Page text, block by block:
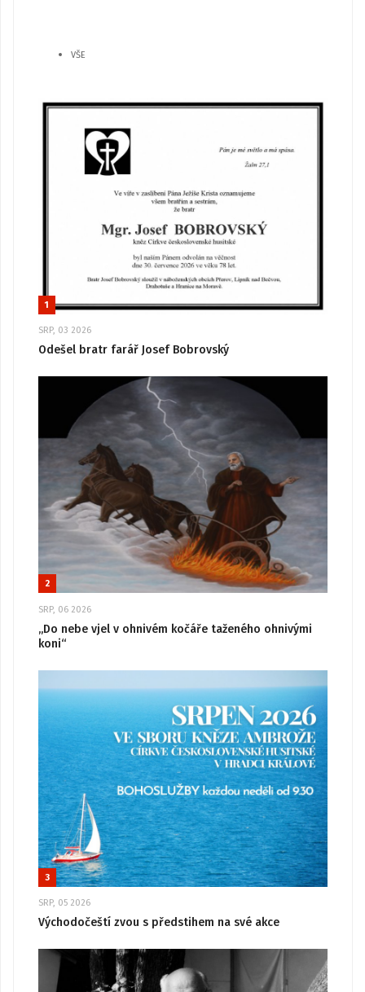
VŠE
1
SRP, 03 2026
Odešel bratr farář Josef Bobrovský
2
SRP, 06 2026
„Do nebe vjel v ohnivém kočáře taženého ohnivými
koni“
3
SRP, 05 2026
Východočeští zvou s předstihem na své akce